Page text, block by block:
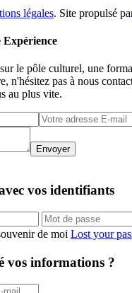
légales. Site propulsé
le pôle culturel, une
n'hésitez pas à nous
au plus vite.
Envoyer
vos identifiants
de moi Lost your
vos informations ?